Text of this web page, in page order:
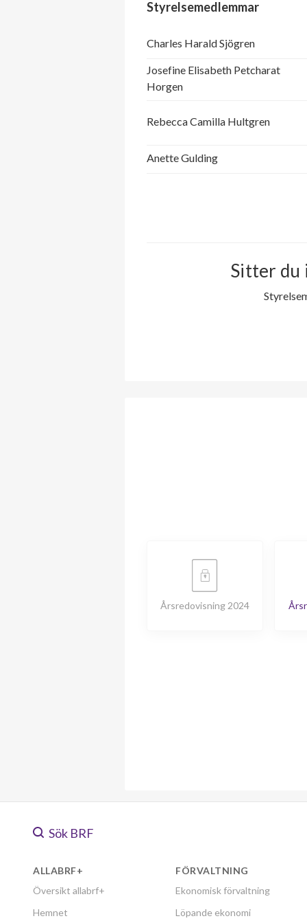
Styrelsemedlemmar
Charles Harald Sjögren
Josefine Elisabeth Petcharat
Horgen
Rebecca Camilla Hultgren
Anette Gulding
Sitter du
Årsredovisning 2024
Sök BRF
ALLABRF+
Översikt allabrf+
Hemnet
FÖRVALTNING
Ekonomisk förvaltning
Löpande ekonomi